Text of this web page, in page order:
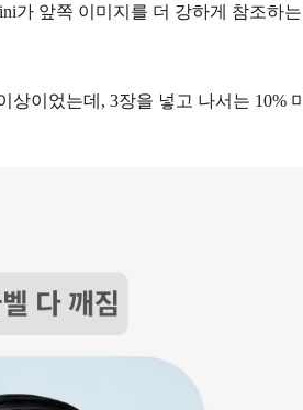
가 앞쪽 이미지를 더 강하게 참조
이었는데, 3장을 넣고 나서는 10%